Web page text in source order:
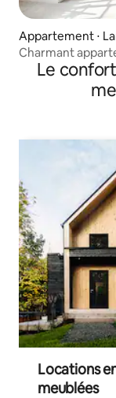
Appartement ⋅
Charmant
Le
Locations
meublées